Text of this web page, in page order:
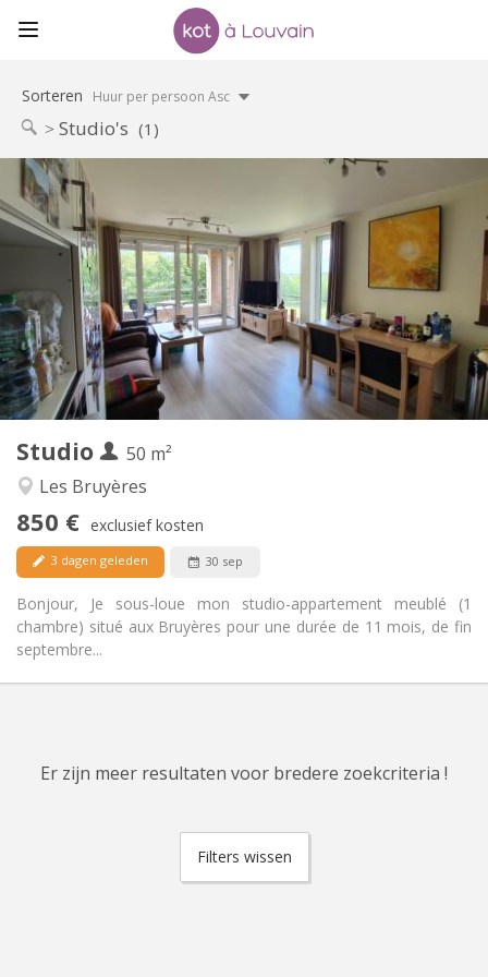
Sorteren Huur per persoon Asc
Studio's (1)
Studio
50 m²
Les Bruyères
850 € exclusief kosten
3 dagen geleden 30 sep
Bonjour, Je sous-loue mon studio-appartement meublé (1
chambre) situé aux Bruyères pour une durée de 11 mois, de fin
septembre...
Praktische Informatie
Huur:
850 €
Kosten:
Duur:
11 maanden
Domiciliëring:
Nee
Inrichting
Badkamer:
Privaat
Keuken:
Privé (aparte kamer)
Oppervlakte:
50 m
Private kamers:
4
Er zijn meer resultaten voor bredere zoekcriteria !
Filters wissen